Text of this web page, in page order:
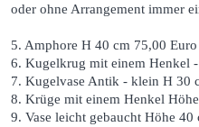
oder ohne Arrangement immer
5. Amphore H 40 cm 75,00 Euro
6. Kugelkrug mit einem Henkel
7. Kugelvase Antik - klein H 30
8. Krüge mit einem Henkel
9. Vase leicht gebaucht Höhe 40